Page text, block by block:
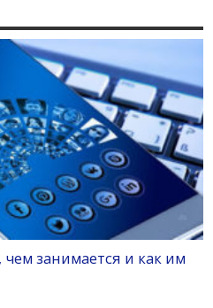
занимается и как им